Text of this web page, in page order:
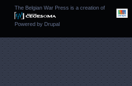
The Belgian War Press is a creation of
Powered by Drupal